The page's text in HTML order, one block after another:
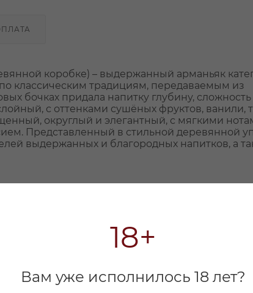
18+
Вам уже исполнилось 18 лет?
коробке) – выдержанный арманьяк
классическим традициям, передаваемым из
бочках придала напитку глубину, сложность
с оттенками сушёных фруктов, ванили,
округлый и элегантный, с мягкими
Представленный в стильной деревянной
выдержанных и благородных напитков, а